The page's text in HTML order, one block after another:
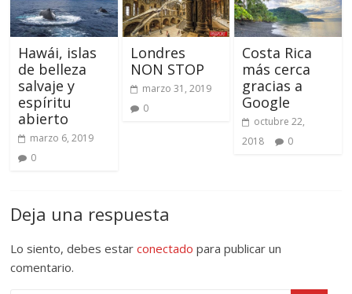
Hawái, islas
de belleza
salvaje y
espíritu
abierto
marzo 6, 2019
0
Londres
NON STOP
marzo 31, 2019
0
Costa Rica
más cerca
gracias a
Google
octubre 22,
2018
0
Deja una respuesta
Lo siento, debes estarconectado para publicar un
comentario.